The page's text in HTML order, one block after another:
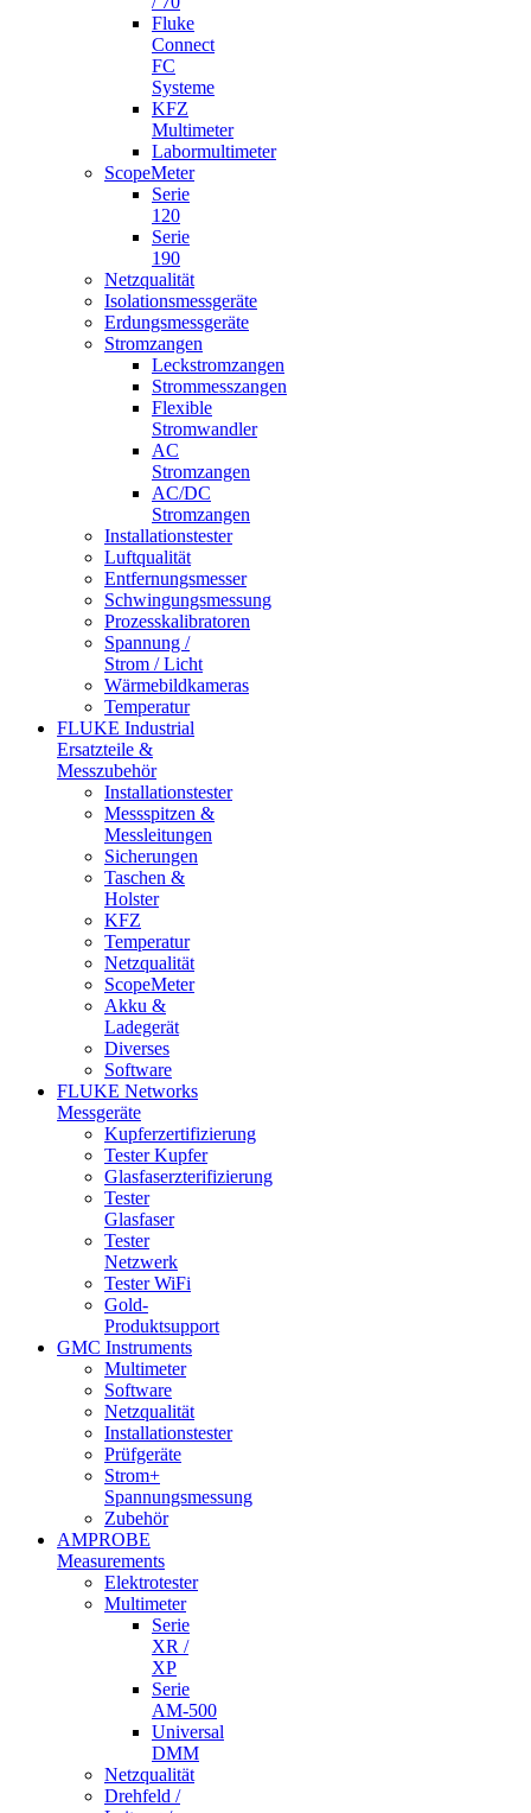
Fluke
Connect
FC
Systeme
KFZ
Multimeter
Labormultimeter
ScopeMeter
Serie
120
Serie
190
Netzqualität
Isolationsmessgeräte
Erdungsmessgeräte
Stromzangen
Leckstromzangen
Strommesszangen
Flexible
Stromwandler
AC
Stromzangen
AC/DC
Stromzangen
Installationstester
Luftqualität
Entfernungsmesser
Schwingungsmessung
Prozesskalibratoren
Spannung /
Strom / Licht
Wärmebildkameras
Temperatur
FLUKE Industrial
Ersatzteile &
Messzubehör
Installationstester
Messspitzen &
Messleitungen
Sicherungen
Taschen &
Holster
KFZ
Temperatur
Netzqualität
ScopeMeter
Akku &
Ladegerät
Diverses
Software
FLUKE Networks
Messgeräte
Kupferzertifizierung
Tester Kupfer
Glasfaserzterifizierung
Tester
Glasfaser
Tester
Netzwerk
Tester WiFi
Gold-
Produktsupport
GMC Instruments
Multimeter
Software
Netzqualität
Installationstester
Prüfgeräte
Strom+
Spannungsmessung
Zubehör
AMPROBE
Measurements
Elektrotester
Multimeter
Serie
XR /
XP
Serie
AM-500
Universal
DMM
Netzqualität
Drehfeld /